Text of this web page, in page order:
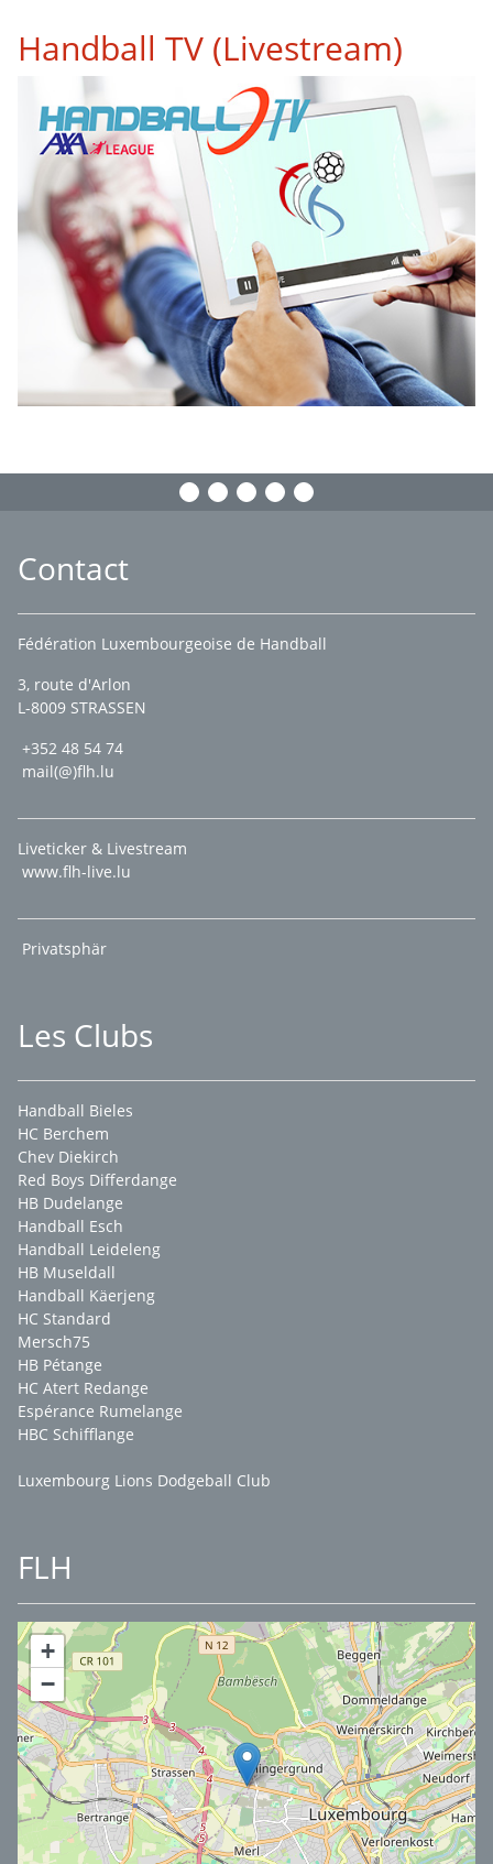
Handball TV (Livestream)
Contact
Fédération Luxembourgeoise de Handball
3, route d'Arlon
L-8009 STRASSEN
+352 48 54 74
mail(@)flh.lu
Liveticker & Livestream
www.flh-live.lu
Privatsphär
Les Clubs
Handball Bieles
HC Berchem
Chev Diekirch
Red Boys Differdange
HB Dudelange
Handball Esch
Handball Leideleng
HB Museldall
Handball Käerjeng
HC Standard
Mersch75
HB Pétange
HC Atert Redange
Espérance Rumelange
HBC Schifflange
Luxembourg Lions Dodgeball Club
FLH
+
−